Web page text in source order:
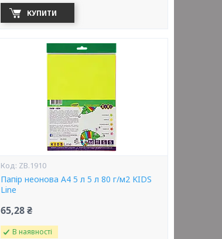
КУПИТИ
ZB.1910
Папір неонова А4 5 л 5 л 80 г/м2 KIDS
Line
65,28 ₴
В наявності